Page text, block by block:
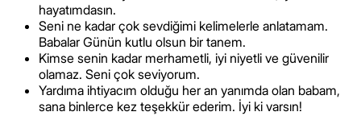
hayatımdasın.
Seni ne kadar çok sevdiğimi kelimelerle anlatamam.
Babalar Günün kutlu olsun bir tanem.
Kimse senin kadar merhametli, iyi niyetli ve güvenilir
olamaz. Seni çok seviyorum.
Yardıma ihtiyacım olduğu her an yanımda olan babam,
sana binlerce kez teşekkür ederim. İyi ki varsın!